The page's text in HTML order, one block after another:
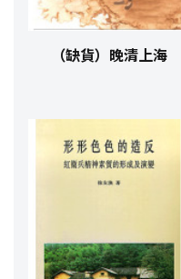
（缺貨）晚清上海